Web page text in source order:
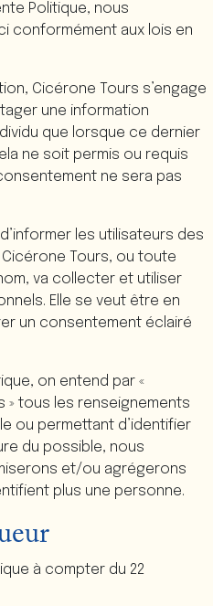
Politique, nous
conformément aux lois en
Cicérone Tours s’engage
une information
que lorsque ce dernier
ne soit permis ou requis
ne sera pas
les utilisateurs des
Tours, ou toute
va collecter et utiliser
Elle se veut être en
un consentement éclairé
on entend par «
» tous les renseignements
ou permettant d’identifier
du possible, nous
et/ou agrégerons
plus une personne.
à compter du 22